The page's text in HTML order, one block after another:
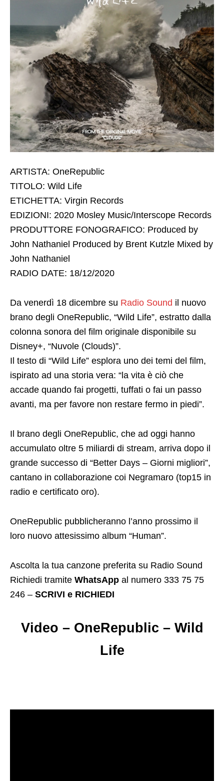
ARTISTA: OneRepublic
TITOLO: Wild Life
ETICHETTA: Virgin Records
EDIZIONI: 2020 Mosley Music/Interscope Records
PRODUTTORE FONOGRAFICO: Produced by
John Nathaniel Produced by Brent Kutzle Mixed by
John Nathaniel
RADIO DATE: 18/12/2020
Da venerdì 18 dicembre su Radio Sound il nuovo
brano degli OneRepublic, “Wild Life”, estratto dalla
colonna sonora del film originale disponibile su
Disney+, “Nuvole (Clouds)”.
Il testo di “Wild Life” esplora uno dei temi del film,
ispirato ad una storia vera: “la vita è ciò che
accade quando fai progetti, tuffati o fai un passo
avanti, ma per favore non restare fermo in piedi”.
Il brano degli OneRepublic, che ad oggi hanno
accumulato oltre 5 miliardi di stream, arriva dopo il
grande successo di “Better Days – Giorni migliori”,
cantano in collaborazione coi Negramaro (top15 in
radio e certificato oro).
OneRepublic pubblicheranno l’anno prossimo il
loro nuovo attesissimo album “Human”.
Ascolta la tua canzone preferita su Radio Sound
Richiedi tramite WhatsApp al numero 333 75 75
246 – SCRIVI e RICHIEDI
Video – OneRepublic – Wild
Life